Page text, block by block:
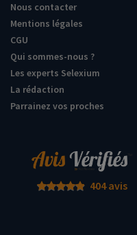
Nous contacter
Mentions légales
CGU
Qui sommes-nous ?
Les experts Selexium
La rédaction
Parrainez vos proches
404 avis